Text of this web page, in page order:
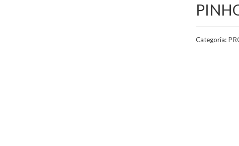
Categoria: